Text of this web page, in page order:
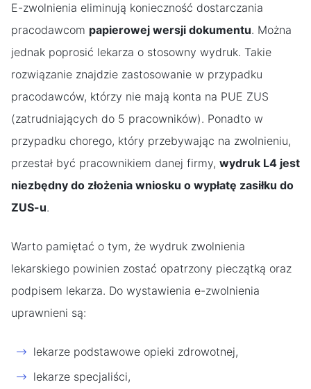
E-zwolnienia eliminują konieczność dostarczania
pracodawcom papierowej wersji dokumentu. Można
jednak poprosić lekarza o stosowny wydruk. Takie
rozwiązanie znajdzie zastosowanie w przypadku
pracodawców, którzy nie mają konta na PUE ZUS
(zatrudniających do 5 pracowników). Ponadto w
przypadku chorego, który przebywając na zwolnieniu,
przestał być pracownikiem danej firmy, wydruk L4 jest
niezbędny do złożenia wniosku o wypłatę zasiłku do
ZUS-u.
Warto pamiętać o tym, że wydruk zwolnienia
lekarskiego powinien zostać opatrzony pieczątką oraz
podpisem lekarza. Do wystawienia e-zwolnienia
uprawnieni są:
lekarze podstawowe opieki zdrowotnej,
lekarze specjaliści,